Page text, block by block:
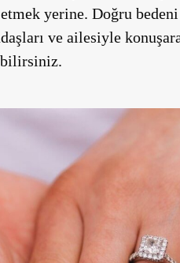
yerine. Doğru
ve ailesiyle